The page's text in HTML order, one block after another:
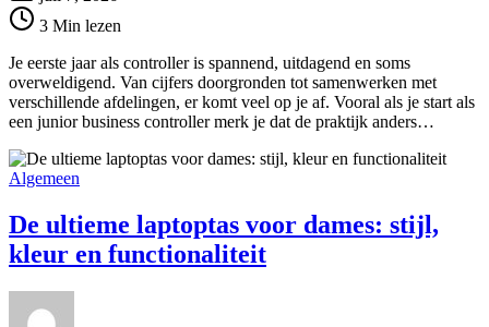
jaar
als
controller?
3 Min lezen
Je eerste jaar als controller is spannend, uitdagend en soms
overweldigend. Van cijfers doorgronden tot samenwerken met
verschillende afdelingen, er komt veel op je af. Vooral als je start als
een junior business controller merk je dat de praktijk anders…
Algemeen
De ultieme laptoptas voor dames: stijl,
kleur en functionaliteit